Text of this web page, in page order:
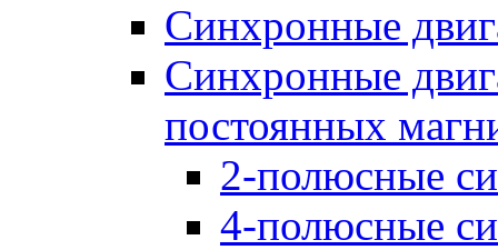
Синхронные
Синхронные
постоянных
2-полюсные
4-полюсные